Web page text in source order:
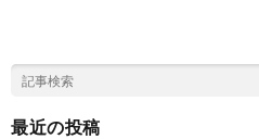
最近の投稿